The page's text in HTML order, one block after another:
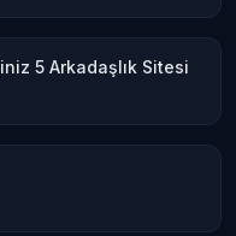
5 Arkadaşlık Sitesi